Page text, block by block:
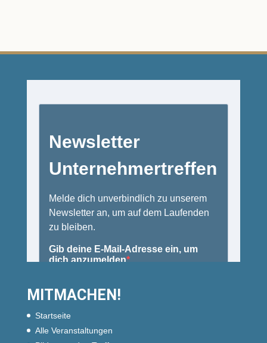
MITMACHEN!
Startseite
Alle Veranstaltungen